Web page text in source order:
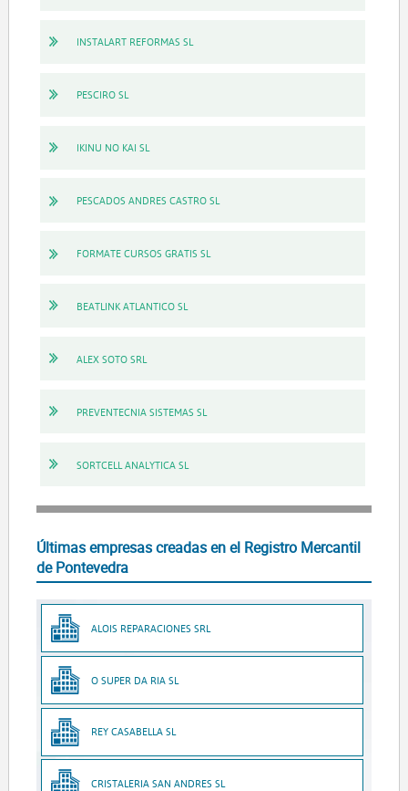
INSTALART REFORMAS SL
PESCIRO SL
IKINU NO KAI SL
PESCADOS ANDRES CASTRO SL
FORMATE CURSOS GRATIS SL
BEATLINK ATLANTICO SL
ALEX SOTO SRL
PREVENTECNIA SISTEMAS SL
SORTCELL ANALYTICA SL
Últimas empresas creadas en el Registro Mercantil
de Pontevedra
ALOIS REPARACIONES SRL
O SUPER DA RIA SL
REY CASABELLA SL
CRISTALERIA SAN ANDRES SL